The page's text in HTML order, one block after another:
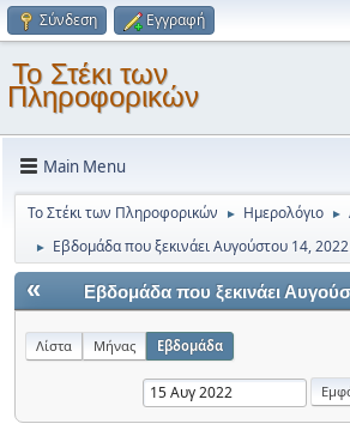
Σύνδεση Εγγραφή
Το Στέκι των
Πληροφορικών
Main Menu
Το Στέκι των Πληροφορικών ► Ημερολόγιο ►
► Εβδομάδα που ξεκινάει Αυγούστου 14, 2022
« Εβδομάδα που ξεκινάει
Λίστα Μήνας Εβδομάδα